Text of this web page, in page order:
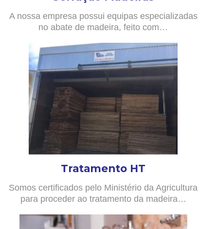
A nossa empresa possui equipas especializadas
no abate de madeira, feito com…
Tratamento HT
Somos certificados pelo Ministério da Agricultura
para proceder ao tratamento da madeira…